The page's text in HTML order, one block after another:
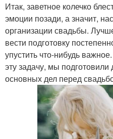
Итак, заветное колечко
эмоции позади, а значит,
организации свадьбы.
вести подготовку
упустить что-нибудь
эту задачу, мы подготовили
основных дел перед